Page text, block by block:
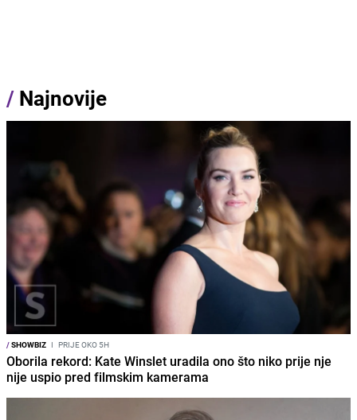
/ Najnovije
/SHOWBIZ I PRIJE OKO 5H
Oborila rekord: Kate Winslet uradila ono što niko prije nje
nije uspio pred filmskim kamerama